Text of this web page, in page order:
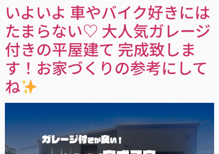
いよいよ 車やバイク好きには
たまらない♡ 大人気ガレージ
付きの平屋建て 完成致しま
す！お家づくりの参考にして
ね